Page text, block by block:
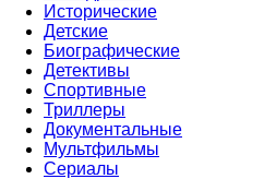
Исторические
Детские
Биографические
Детективы
Спортивные
Триллеры
Документальные
Мультфильмы
Сериалы